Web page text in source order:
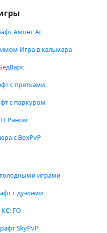
Амонг Ас
Игра в кальмара
с прятками
с паркуром
Раном
с BoxPvP
играми
с дуэлями
КС: ГО
SkyPvP